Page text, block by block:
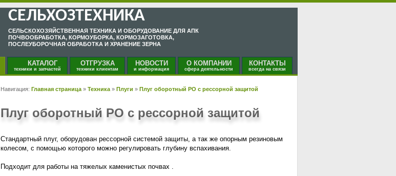
СЕЛЬХОЗТЕХНИКА
CЕЛЬCКОХОЗЯЙСТВЕННАЯ ТЕХНИКА И ОБОРУДОВАНИЕ ДЛЯ АПК
ПОЧВООБРАБОТКА, КОРМОУБОРКА, КОРМОЗАГОТОВКА,
ПОСЛЕУБОРОЧНАЯ ОБРАБОТКА И ХРАНЕНИЕ ЗЕРНА
КАТАЛОГ
техники и запчастей
ОТГРУЗКА
техники клиентам
НОВОСТИ
и информация
О КОМПАНИИ
сфера деятельности
КОНТАКТЫ
всегда на связи
Навигация: Главная страница » Техника » Плуги » Плуг оборотный PO с рессорной защитой
Плуг оборотный PO с рессорной защитой
Стандартный плуг, оборудован рессорной системой защиты, а так же опорным резиновым
колесом, с помощью которого можно регулировать глубину вспахивания.
Подходит для работы на тяжелых каменистых почвах .